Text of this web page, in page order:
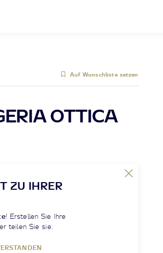
Auf Wunschliste setzen
OTTICA
ZU IHRER
! Erstellen Sie Ihre
teilen Sie sie.